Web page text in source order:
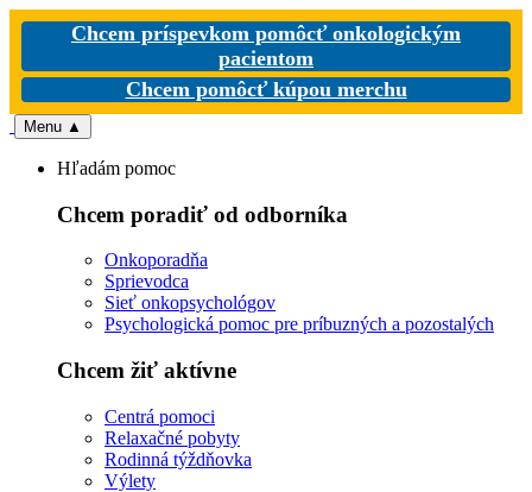
Chcem príspevkom pomôcť onkologickým
pacientom
Chcem pomôcť kúpou merchu
Menu ▲
Hľadám pomoc
Chcem poradiť od odborníka
Onkoporadňa
Sprievodca
Sieť onkopsychológov
Psychologická pomoc pre príbuzných a pozostalých
Chcem žiť aktívne
Centrá pomoci
Relaxačné pobyty
Rodinná týždňovka
Výlety